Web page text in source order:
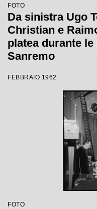
FOTO
Da sinistra Ugo
Christian e
platea durante
Sanremo
FEBBRAIO 1962
FOTO